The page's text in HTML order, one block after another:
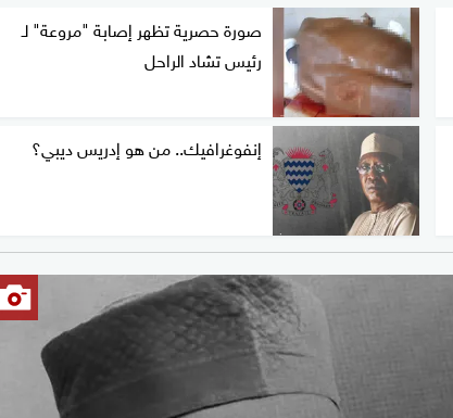
صورة حصرية تظهر إصابة "مروعة" لـ
رئيس تشاد الراحل
إنفوغرافيك.. من هو إدريس ديبي؟